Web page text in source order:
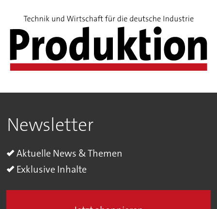
Newsletter
Aktuelle News & Themen
Exklusive Inhalte